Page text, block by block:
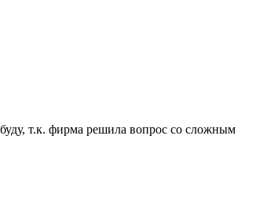
т.к. фирма решила вопрос со сложным